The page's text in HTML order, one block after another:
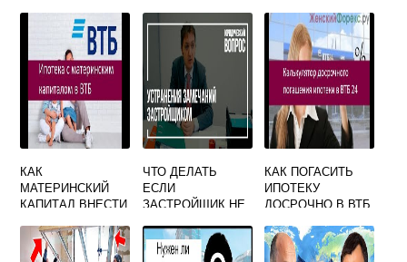
КАК
МАТЕРИНСКИЙ
КАПИТАЛ ВНЕСТИ
ЧТО ДЕЛАТЬ
ЕСЛИ
ЗАСТРОЙЩИК НЕ
НЕДОСТАТКИ В
КВАРТИРЕ
КАК ПОГАСИТЬ
ИПОТЕКУ
ДОСРОЧНО В ВТБ
КАЛЬКУЛЯТОР
ОНЛАЙН